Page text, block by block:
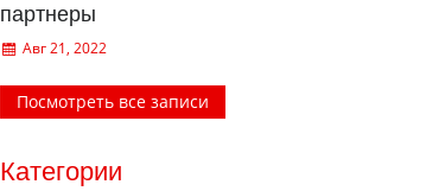
партнеры
Авг 21, 2022
Посмотреть все записи
Категории